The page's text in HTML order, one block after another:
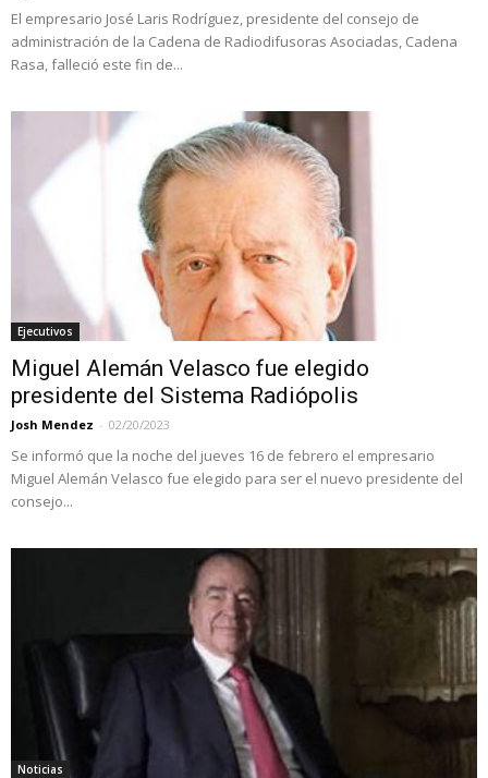
El empresario José Laris Rodríguez, presidente del consejo de
administración de la Cadena de Radiodifusoras Asociadas, Cadena
Rasa, falleció este fin de...
Ejecutivos
Miguel Alemán Velasco fue elegido
presidente del Sistema Radiópolis
Josh Mendez - 02/20/2023
Se informó que la noche del jueves 16 de febrero el empresario
Miguel Alemán Velasco fue elegido para ser el nuevo presidente del
consejo...
Noticias